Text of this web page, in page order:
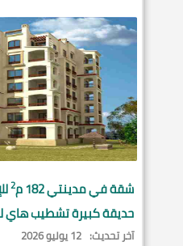
شقة فيمدينتي 2
حديقة كبيرة تشطيب هاي لوكس
آخر تحديث: 12 يوليو 2026